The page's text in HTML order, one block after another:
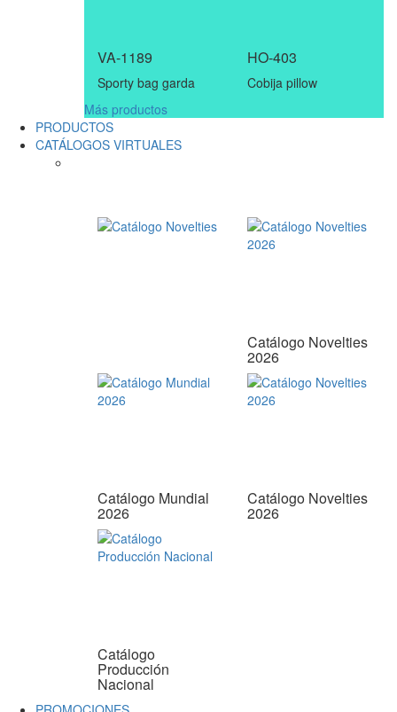
VA-1189
Sporty bag garda
HO-403
Cobija pillow
Más productos
PRODUCTOS
CATÁLOGOS VIRTUALES
Catálogo Novelties
2026
Catálogo Mundial
2026
Catálogo Novelties
2026
Catálogo
Producción
Nacional